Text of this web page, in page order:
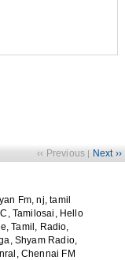
‹‹ Previous | Next ››
Fm, nj, tamil
Tamilosai, Hello
Tamil, Radio,
Shyam Radio,
Chennai FM